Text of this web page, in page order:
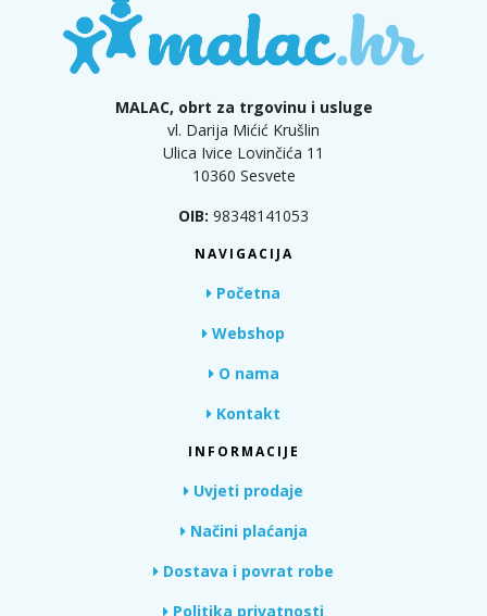
MALAC, obrt za trgovinu i usluge
vl. Darija Mićić Krušlin
Ulica Ivice Lovinčića 11
10360 Sesvete
OIB: 98348141053
NAVIGACIJA
Početna
Webshop
O nama
Kontakt
INFORMACIJE
Uvjeti prodaje
Načini plaćanja
Dostava i povrat robe
Politika privatnosti